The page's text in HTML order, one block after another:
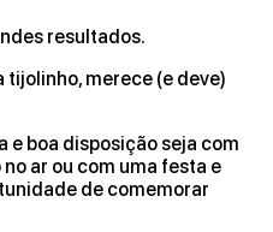
resultados.
tijolinho, merece (e deve)
e boa disposição seja com
ar ou com uma festa e
de comemorar